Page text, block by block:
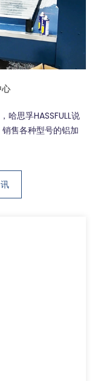
思孚HASSFULL说
售各种型号的铝加